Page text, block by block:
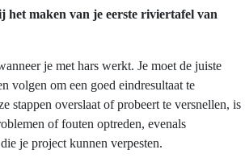
het maken van je eerste riviertafel van
je met hars werkt. Je moet de juiste
volgen om een goed eindresultaat te
stappen overslaat of probeert te versnellen, is
of fouten optreden, evenals
je project kunnen verpesten.